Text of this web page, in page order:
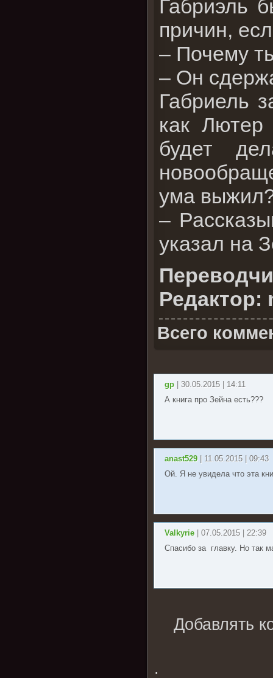
Габриэль
причин,
– Почему
– Он
Габриель
как Лютер
будет
ума
–
указал на
Редактор:
Всего
gp | 30.05.2015 | 14:11
А книга про Зейна есть???
anast529 | 11.05.2015 | 09:43
Ой. Я не увидела что эта
Valkyrie | 07.05.2015 | 22:39
Спасибо за главку. Но так
Добавлять
.